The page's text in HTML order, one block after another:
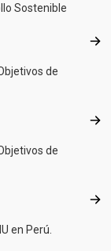
Sostenible
de
de
en Perú.